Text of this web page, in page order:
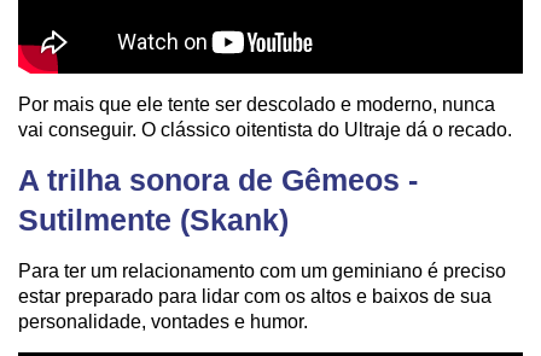
Por mais que ele tente ser descolado e moderno, nunca
vai conseguir. O clássico oitentista do Ultraje dá o recado.
A trilha sonora de Gêmeos -
Sutilmente (Skank)
Para ter um relacionamento com um geminiano é preciso
estar preparado para lidar com os altos e baixos de sua
personalidade, vontades e humor.